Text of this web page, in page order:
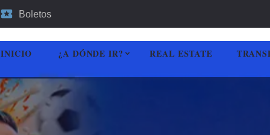
Boletos
INICIO ¿A DÓNDE IR? REAL ESTATE